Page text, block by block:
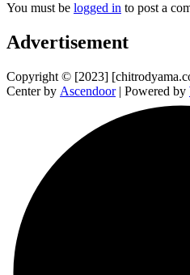
You must be logged in to post a
Advertisement
Copyright © [2023]
Center by Ascendoor| Powered by